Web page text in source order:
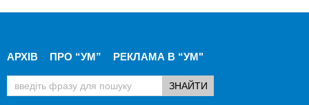
АРХІВ ПРО “УМ” РЕКЛАМА В “УМ"